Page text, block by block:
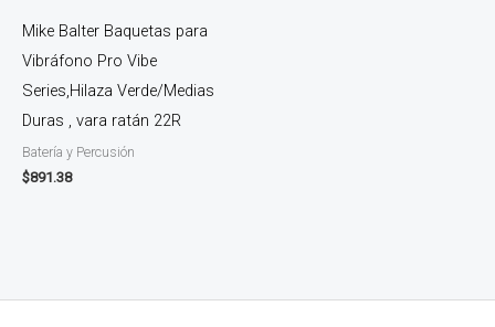
Mike Balter Baquetas para
Vibráfono Pro Vibe
Series,Hilaza Verde/Medias
Duras , vara ratán 22R
Batería y Percusión
$891.38